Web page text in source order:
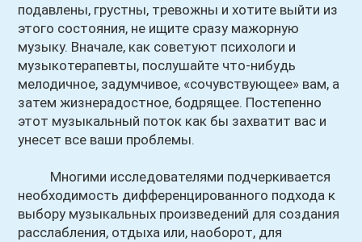
подавлены, грустны, тревожны и хотите выйти из
этого состояния, не ищите сразу мажорную
музыку. Вначале, как советуют психологи и
музыкотерапевты, послушайте что-нибудь
мелодичное, задумчивое, «сочувствующее» вам, а
затем жизнерадостное, бодрящее. Постепенно
этот музыкальный поток как бы захватит вас и
унесет все ваши проблемы.
Многими исследователями подчеркивается
необходимость дифференцированного подхода к
выбору музыкальных произведений для создания
расслабления, отдыха или, наоборот, для